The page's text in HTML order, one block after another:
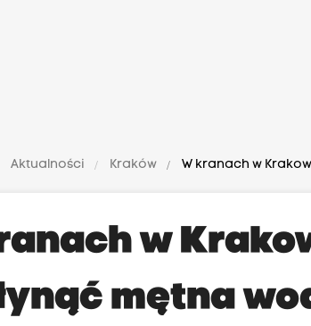
Aktualności Kraków W kranach w
w
mętna